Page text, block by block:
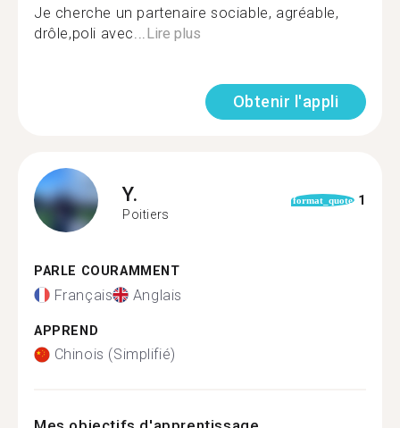
Je cherche un partenaire sociable, agréable,
drôle,poli avec...Lire plus
Obtenir l'appli
Y.
Poitiers
format_quote 1
PARLE COURAMMENT
Français Anglais
APPREND
Chinois (Simplifié)